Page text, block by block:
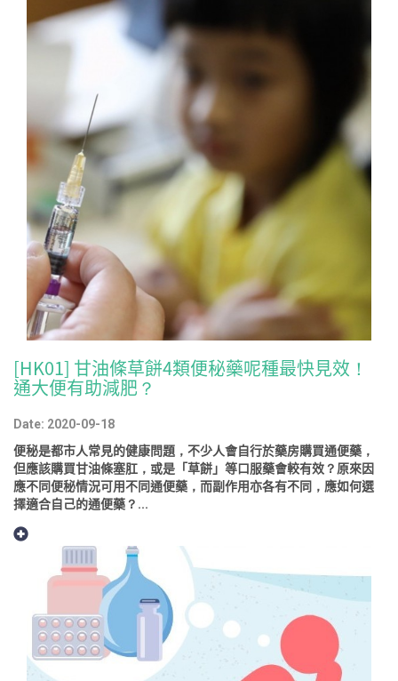
[HK01] 甘油條草餅4類便秘藥呢種最快見效！
通大便有助減肥？
Date: 2020-09-18
便秘是都市人常見的健康問題，不少人會自行於藥房購買通便藥，
但應該購買甘油條塞肛，或是「草餅」等口服藥會較有效？原來因
應不同便秘情況可用不同通便藥，而副作用亦各有不同，應如何選
擇適合自己的通便藥？...